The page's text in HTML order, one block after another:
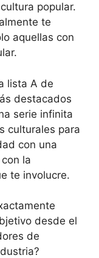
popular.
te
aquellas con
lista A de
destacados
serie infinita
culturales para
con una
la
te involucre.
desde el
de